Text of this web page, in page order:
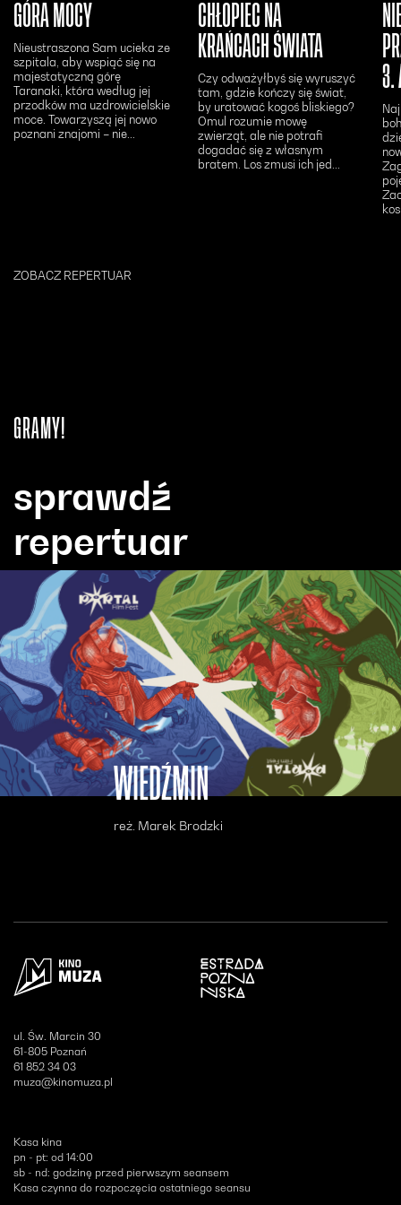
GÓRA MOCY
Nieustraszona Sam ucieka ze
szpitala, aby wspiąć się na
majestatyczną górę
Taranaki, która według jej
przodków ma uzdrowicielskie
moce. Towarzyszą jej nowo
poznani znajomi – nie...
CHŁOPIEC NA
KRAŃCACH ŚWIATA
Czy odważyłbyś się wyruszyć
tam, gdzie kończy się świat,
by uratować kogoś bliskiego?
Omul rozumie mowę
zwierząt, ale nie potrafi
dogadać się z własnym
bratem. Los zmusi ich jed...
3.
ZOBACZ REPERTUAR
GRAMY!
WIEDŹMIN
reż. Marek Brodzki
sprawdź
repertuar
Otwiera się w nowym oknie
ul. Św. Marcin 30
61-805 Poznań
61 852 34 03
muza@kinomuza.pl
Kasa kina
pn - pt: od 14:00
sb - nd: godzinę przed pierwszym seansem
Kasa czynna do rozpoczęcia ostatniego seansu